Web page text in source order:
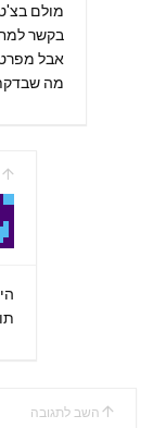
מולם
בקשר
מה
השב לתגובה